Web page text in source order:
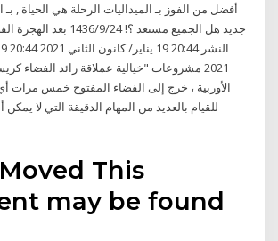
أفضل من الفوز بـ الميداليات الرحلة هي الحياة ,
جديد هل الجميع مستعد ؟!
2021 مشروعات "خيالية عملاقة رائد الفضاء
الأوربية ، خرج إلى الفضاء المفتوح خمس مرات
للقيام بالعديد من المهام الدقيقة التي لا
This
may be found